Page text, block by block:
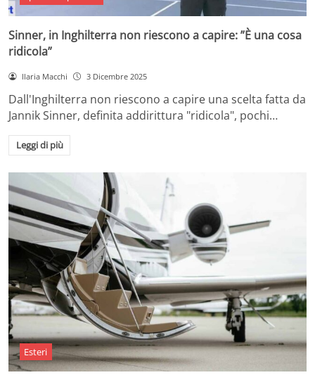
Sinner, in Inghilterra non riescono a capire: ”È una cosa
ridicola”
Ilaria Macchi 3 Dicembre 2025
Dall'Inghilterra non riescono a capire una scelta fatta da
Jannik Sinner, definita addirittura "ridicola", pochi…
Leggi di più
Esteri